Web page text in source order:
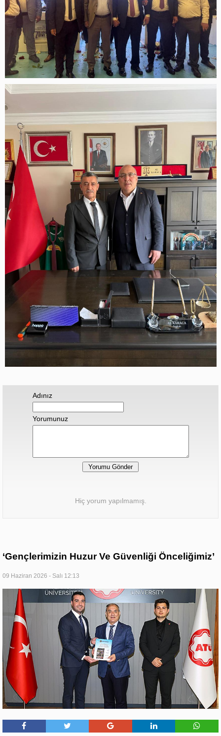
Adınız
Yorumunuz
Hiç yorum yapılmamış.
‘Gençlerimizin Huzur Ve Güvenliği Önceliğimiz’
09 Haziran 2026 - Salı 12:13